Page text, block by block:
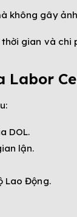
không gây
gian và chi
Labor
DOL.
lận.
Lao Động.